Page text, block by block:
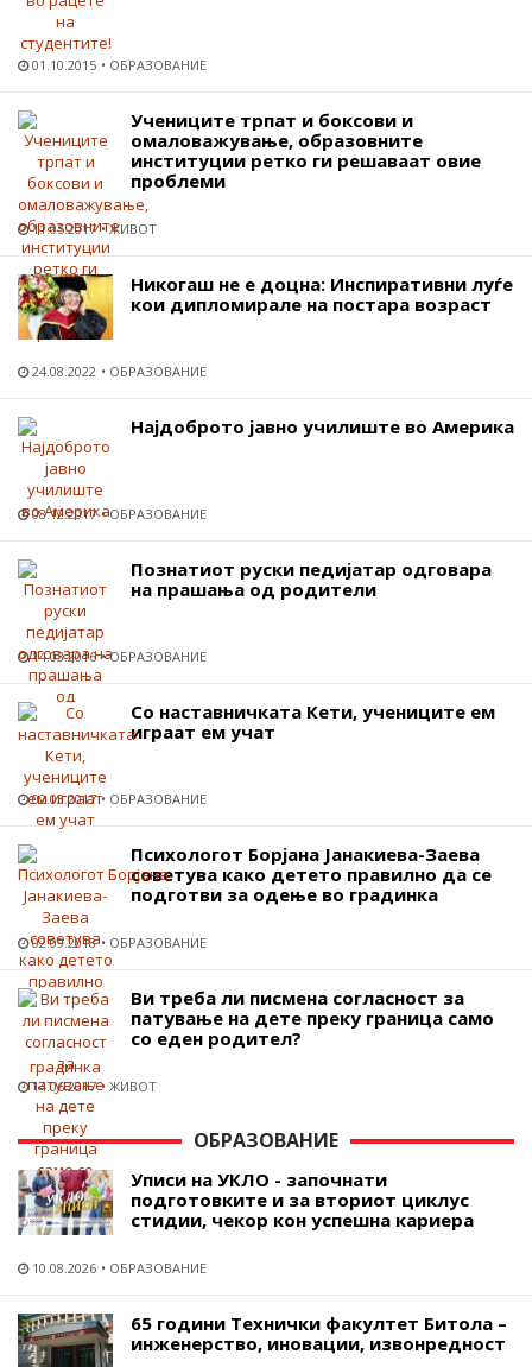
01.10.2015 ОБРАЗОВАНИЕ
Учениците трпат и боксови и
омаловажување, образовните
институции ретко ги решаваат овие
проблеми
11.05.2017 ЖИВОТ
Никогаш не е доцна: Инспиративни луѓе
кои дипломирале на постара возраст
24.08.2022 ОБРАЗОВАНИЕ
Најдоброто јавно училиште во Америка
08.12.2017 ОБРАЗОВАНИЕ
Познатиот руски педијатар одговара
на прашања од родители
14.03.2016 ОБРАЗОВАНИЕ
Со наставничката Кети, учениците ем
играат ем учат
02.03.2017 ОБРАЗОВАНИЕ
Психологот Борјана Јанакиева-Заева
советува како детето правилно да се
подготви за одење во градинка
02.09.2018 ОБРАЗОВАНИЕ
Ви треба ли писмена согласност за
патување на дете преку граница само
со еден родител?
14.06.2017 ЖИВОТ
ОБРАЗОВАНИЕ
Уписи на УКЛО - започнати
подготовките и за вториот циклус
стидии, чекор кон успешна кариера
10.08.2026 ОБРАЗОВАНИЕ
65 години Технички факултет Битола –
инженерство, иновации, извонредност